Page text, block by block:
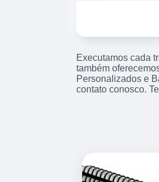
Executamos cada
também
Personalizados e
contato conosco.